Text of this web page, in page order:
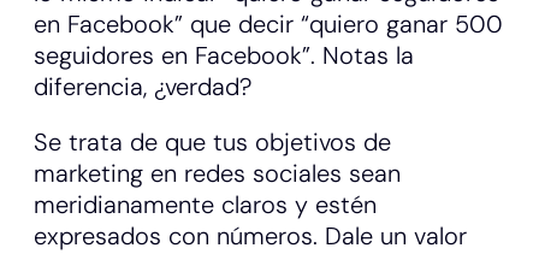
en Facebook” que decir “quiero ganar 500
seguidores en Facebook”. Notas la
diferencia, ¿verdad?
Se trata de que tus objetivos de
marketing en redes sociales sean
meridianamente claros y estén
expresados con números. Dale un valor